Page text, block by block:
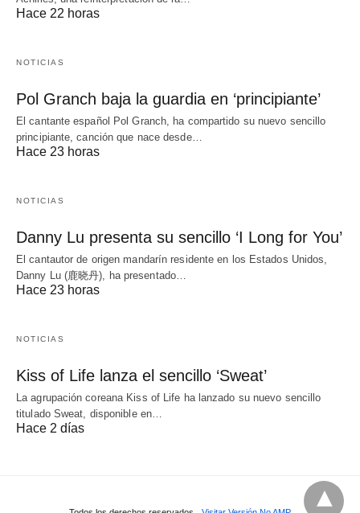
Hace 22 horas
NOTICIAS
Pol Granch baja la guardia en ‘principiante’
El cantante español Pol Granch, ha compartido su nuevo sencillo
principiante, canción que nace desde…
Hace 23 horas
NOTICIAS
Danny Lu presenta su sencillo ‘I Long for You’
El cantautor de origen mandarín residente en los Estados Unidos,
Danny Lu (鹿晓丹), ha presentado…
Hace 23 horas
NOTICIAS
Kiss of Life lanza el sencillo ‘Sweat’
La agrupación coreana Kiss of Life ha lanzado su nuevo sencillo
titulado Sweat, disponible en…
Hace 2 días